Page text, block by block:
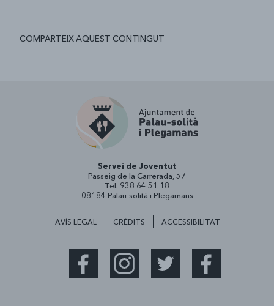
COMPARTEIX AQUEST CONTINGUT
Servei de Joventut
Passeig de la Carrerada, 57
Tel. 938 64 51 18
08184 Palau-solità i Plegamans
AVÍS LEGAL CRÈDITS ACCESSIBILITAT